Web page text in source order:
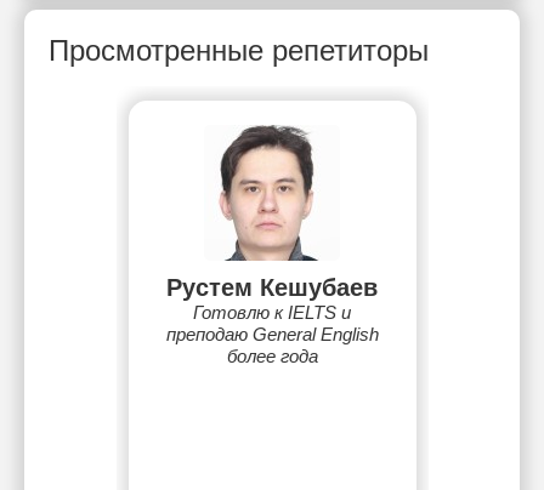
Просмотренные репетиторы
Рустем Кешубаев
Готовлю к IELTS и
преподаю General English
более года